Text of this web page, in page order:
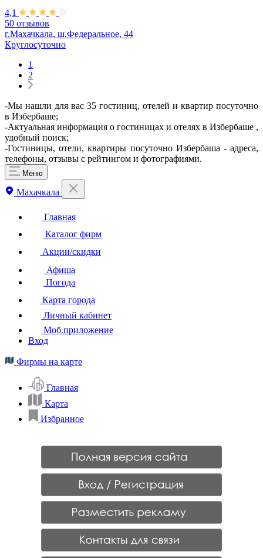
4,1
50 отзывов
г.Махачкала, ш.Федеральное, 44
Круглосуточно
1
2
-Мы нашли для вас 35 гостиниц, отелей и квартир посуточно
в Избербаше;
-Актуальная информация о гостиницах и отелях в Избербаше ,
удобный поиск;
-Гостиницы, отели, квартиры посуточно Избербаша - адреса,
телефоны, отзывы с рейтингом и фотографиями.
Меню
Махачкала
Главная
Каталог фирм
Акции/скидки
Афиша
Погода
Карта города
Личный кабинет
Моб.приложение
Вход
Фирмы на карте
Главная
Карта
Избранное